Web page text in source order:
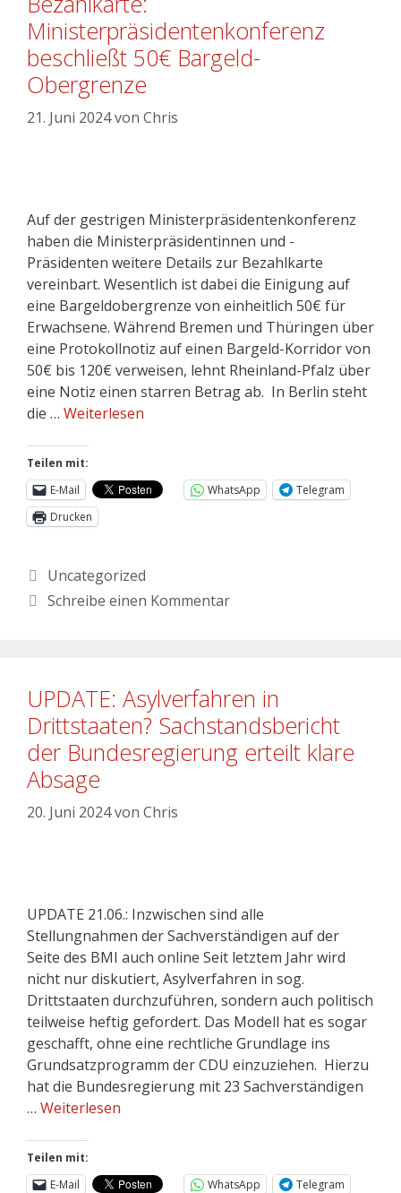
Ministerpräsidentenkonferenz
beschließt 50€ Bargeld-
Obergrenze
21. Juni 2024von Chris
Auf der gestrigen Ministerpräsidentenkonferenz
haben die Ministerpräsidentinnen und -
Präsidenten weitere Details zur Bezahlkarte
vereinbart. Wesentlich ist dabei die Einigung auf
eine Bargeldobergrenze von einheitlich 50€ für
Erwachsene. Während Bremen und Thüringen über
eine Protokollnotiz auf einen Bargeld-Korridor von
50€ bis 120€ verweisen, lehnt Rheinland-Pfalz über
eine Notiz einen starren Betrag ab. In Berlin steht
die … Weiterlesen
Teilen mit:
E-Mail
WhatsApp
Telegram
Drucken
Uncategorized
Schreibe einen Kommentar
UPDATE: Asylverfahren in
Drittstaaten? Sachstandsbericht
der Bundesregierung erteilt klare
Absage
20. Juni 2024von Chris
UPDATE 21.06.: Inzwischen sind alle
Stellungnahmen der Sachverständigen auf der
Seite des BMI auch online Seit letztem Jahr wird
nicht nur diskutiert, Asylverfahren in sog.
Drittstaaten durchzuführen, sondern auch politisch
teilweise heftig gefordert. Das Modell hat es sogar
geschafft, ohne eine rechtliche Grundlage ins
Grundsatzprogramm der CDU einzuziehen. Hierzu
hat die Bundesregierung mit 23 Sachverständigen
… Weiterlesen
Teilen mit:
E-Mail
WhatsApp
Telegram